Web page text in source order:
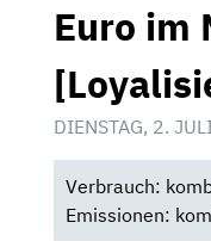
Euro im
DIENSTAG, 2.
Verbrauch:
Emissionen: